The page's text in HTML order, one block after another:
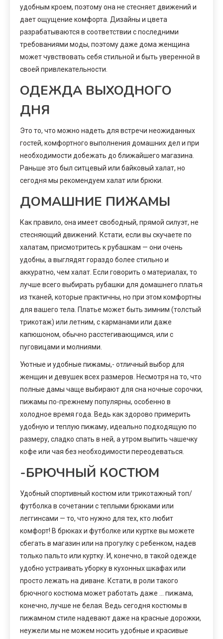
удобным кроем, поэтому она не стесняет движений и
дает ощущение комфорта. Дизайны и цвета
разрабатываются в соответствии с последними
требованиями моды, поэтому даже дома женщина
может чувствовать себя стильной и быть уверенной в
своей привлекательности.
ОДЕЖДА ВЫХОДНОГО
ДНЯ
Это то, что можно надеть для встречи неожиданных
гостей, комфортного выполнения домашних дел и при
необходимости добежать до ближайшего магазина.
Раньше это был ситцевый или байковый халат, но
сегодня мы рекомендуем халат или брюки.
ДОМАШНИЕ ПИЖАМЫ
Как правило, она имеет свободный, прямой силуэт, не
стесняющий движений. Кстати, если вы скучаете по
халатам, присмотритесь к рубашкам — они очень
удобны, а выглядят гораздо более стильно и
аккуратно, чем халат. Если говорить о материалах, то
лучше всего выбирать рубашки для домашнего платья
из тканей, которые практичны, но при этом комфортны
для вашего тела. Платье может быть зимним (толстый
трикотаж) или летним, с карманами или даже
капюшоном, обычно расстегивающимся, или с
пуговицами и молниями.
Уютные и удобные пижамы,- отличный выбор для
женщин и девушек всех размеров. Несмотря на то, что
полные дамы чаще выбирают для сна ночные сорочки,
пижамы по-прежнему популярны, особенно в
холодное время года. Ведь как здорово примерить
удобную и теплую пижаму, идеально подходящую по
размеру, сладко спать в ней, а утром выпить чашечку
кофе или чая без необходимости переодеваться.
-БРЮЧНЫЙ КОСТЮМ
Удобный спортивный костюм или трикотажный топ/
футболка в сочетании с теплыми брюками или
леггинсами — то, что нужно для тех, кто любит
комфорт! В брюках и футболке или куртке вы можете
сбегать в магазин или на прогулку с ребенком, надев
только пальто или куртку. И, конечно, в такой одежде
удобно устраивать уборку в кухонных шкафах или
просто лежать на диване. Кстати, в роли такого
брючного костюма может работать даже … пижама,
конечно, лучше не белая. Ведь сегодня костюмы в
пижамном стиле надевают даже на красные дорожки,
неужели мы не можем носить удобные и красивые